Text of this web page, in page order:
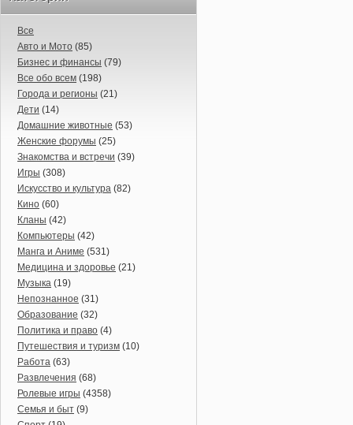
Все
Авто и Мото (85)
Бизнес и финансы (79)
Все обо всем (198)
Города и регионы (21)
Дети (14)
Домашние животные (53)
Женские форумы (25)
Знакомства и встречи (39)
Игры (308)
Искусство и культура (82)
Кино (60)
Кланы (42)
Компьютеры (42)
Манга и Аниме (531)
Медицина и здоровье (21)
Музыка (19)
Непознанное (31)
Образование (32)
Политика и право (4)
Путешествия и туризм (10)
Работа (63)
Развлечения (68)
Ролевые игры (4358)
Семья и быт (9)